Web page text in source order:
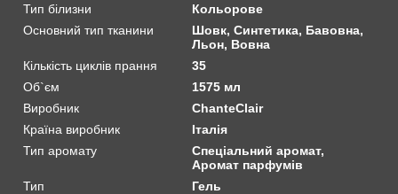
Тип білизни
Кольорове
Основний тип тканини
Шовк, Синтетика, Бавовна,
Льон, Вовна
Кількість циклів прання
35
Об`єм
1575 мл
Виробник
ChanteClair
Країна виробник
Італія
Тип аромату
Спеціальний аромат,
Аромат парфумів
Тип
Гель